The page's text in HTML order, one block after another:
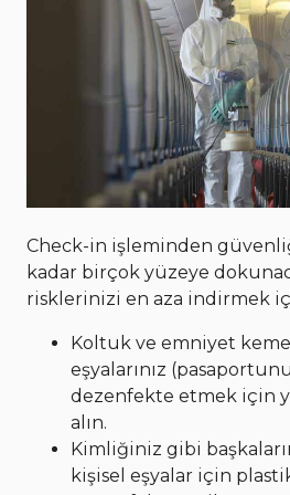
Check-in işleminden
kadar birçok yüzeye
risklerinizi en aza indirmek
Koltuk ve emniyet
eşyalarınız
dezenfekte etmek için
alın.
Kimliğiniz gibi
kişisel eşyalar için